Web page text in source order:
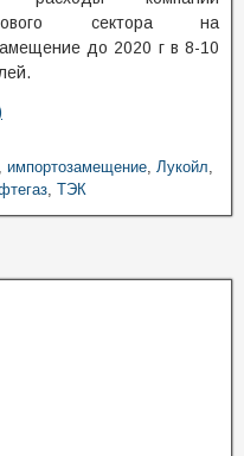
сектора на
до 2020 г в 8-10
, импортозамещение, Лукойл,
, ТЭК